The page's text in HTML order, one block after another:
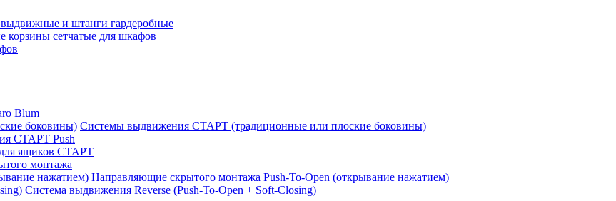
и штанги гардеробные
сетчатые для шкафов
Blum
Системы выдвижения СТАРТ (традиционные или плоские боковины)
СТАРТ Push
ящиков СТАРТ
монтажа
Направляющие скрытого монтажа Push-To-Open (открывание нажатием)
Система выдвижения Reverse (Push-To-Open + Soft-Closing)